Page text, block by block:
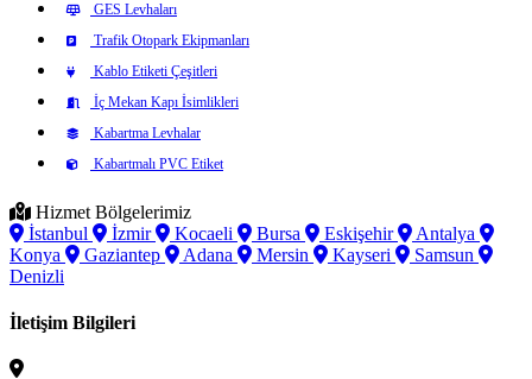
GES Levhaları
Trafik Otopark Ekipmanları
Kablo Etiketi Çeşitleri
İç Mekan Kapı İsimlikleri
Kabartma Levhalar
Kabartmalı PVC Etiket
Hizmet Bölgelerimiz
İstanbul
İzmir Kocaeli Bursa Eskişehir
Antalya
Konya
Gaziantep Adana Mersin Kayseri
Samsun
Denizli
İletişim Bilgileri